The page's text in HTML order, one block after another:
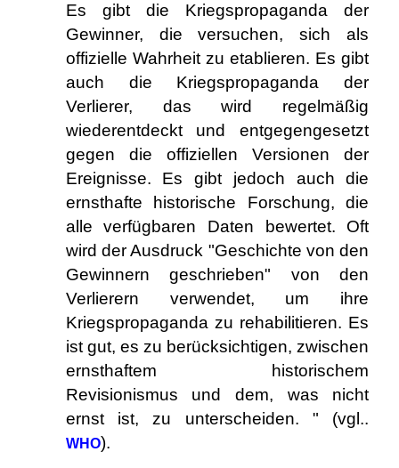
Es gibt die Kriegspropaganda der
Gewinner, die versuchen, sich als
offizielle Wahrheit zu etablieren. Es gibt
auch die Kriegspropaganda der
Verlierer, das wird regelmäßig
wiederentdeckt und entgegengesetzt
gegen die offiziellen Versionen der
Ereignisse. Es gibt jedoch auch die
ernsthafte historische Forschung, die
alle verfügbaren Daten bewertet. Oft
wird der Ausdruck "Geschichte von den
Gewinnern geschrieben" von den
Verlierern verwendet, um ihre
Kriegspropaganda zu rehabilitieren. Es
ist gut, es zu berücksichtigen, zwischen
ernsthaftem historischem
Revisionismus und dem, was nicht
ernst ist, zu unterscheiden. " (vgl..
WHO).